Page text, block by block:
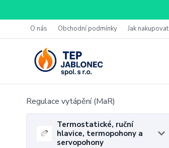
O nás Obchodní podmínky Jak nakupovat
Regulace vytápění (MaR)
Termostatické, ruční
hlavice, termopohony a
servopohony